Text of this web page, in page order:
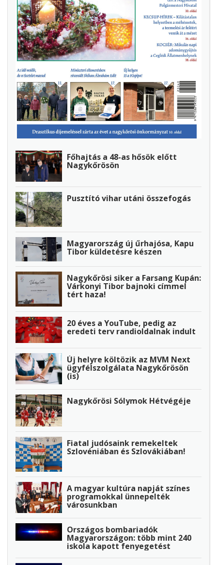
Főhajtás a 48-as hősök előtt
Nagykőrösön
Pusztító vihar utáni összefogás
Magyarország új űrhajósa, Kapu
Tibor küldetésre készen
Nagykőrösi siker a Farsang Kupán:
Várkonyi Tibor bajnoki címmel
tért haza!
20 éves a YouTube, pedig az
eredeti terv randioldalnak indult
Új helyre költözik az MVM Next
ügyfélszolgálata Nagykőrösön
(is)
Nagykőrösi Sólymok Hétvégéje
Fiatal judósaink remekeltek
Szlovéniában és Szlovákiában!
A magyar kultúra napját színes
programokkal ünnepelték
városunkban
Országos bombariadók
Magyarországon: több mint 240
iskola kapott fenyegetést